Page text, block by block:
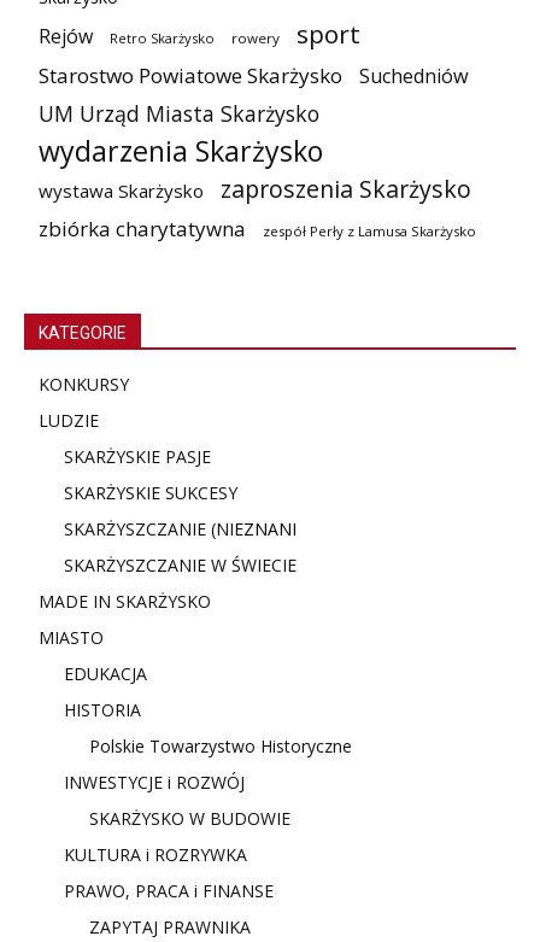
Rejów Retro Skarżysko rowery sport
Starostwo Powiatowe Skarżysko Suchedniów
UM Urząd Miasta Skarżysko
wydarzenia Skarżysko
wystawa Skarżysko zaproszenia Skarżysko
zbiórka charytatywna zespół Perły z Lamusa Skarżysko
KATEGORIE
KONKURSY
LUDZIE
SKARŻYSKIE PASJE
SKARŻYSKIE SUKCESY
SKARŻYSZCZANIE (NIEZNANI
SKARŻYSZCZANIE W ŚWIECIE
MADE IN SKARŻYSKO
MIASTO
EDUKACJA
HISTORIA
Polskie Towarzystwo Historyczne
INWESTYCJE i ROZWÓJ
SKARŻYSKO W BUDOWIE
KULTURA i ROZRYWKA
PRAWO, PRACA i FINANSE
ZAPYTAJ PRAWNIKA